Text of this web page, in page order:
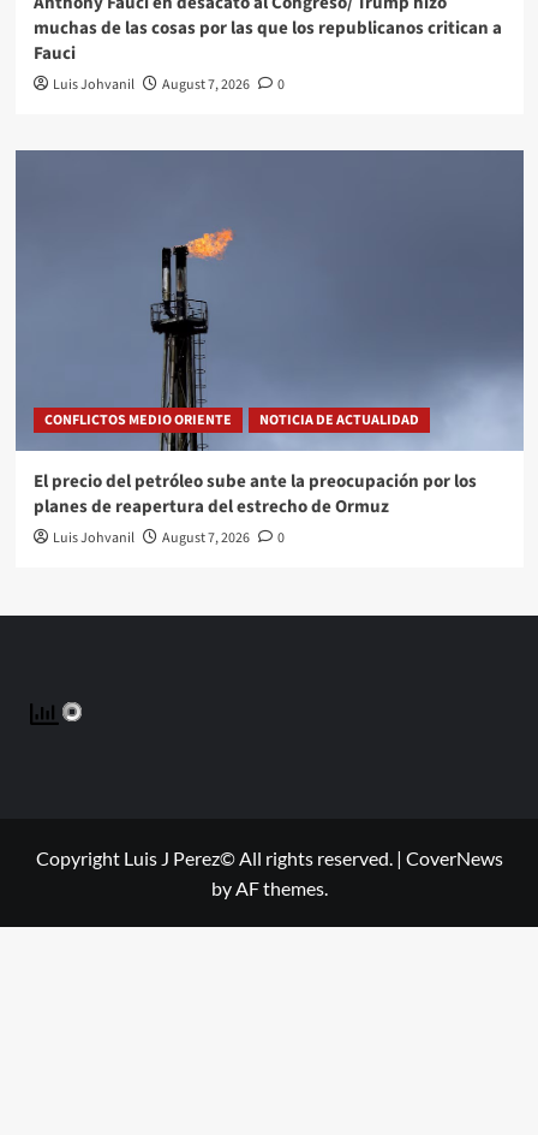
muchas de las cosas por las que los republicanos critican a
Fauci
Luis Johvanil August 7, 2026 0
CONFLICTOS MEDIO ORIENTE NOTICIA DE ACTUALIDAD
El precio del petróleo sube ante la preocupación por los
planes de reapertura del estrecho de Ormuz
Luis Johvanil August 7, 2026 0
Copyright Luis J Perez© All rights reserved. | CoverNews
by AF themes.